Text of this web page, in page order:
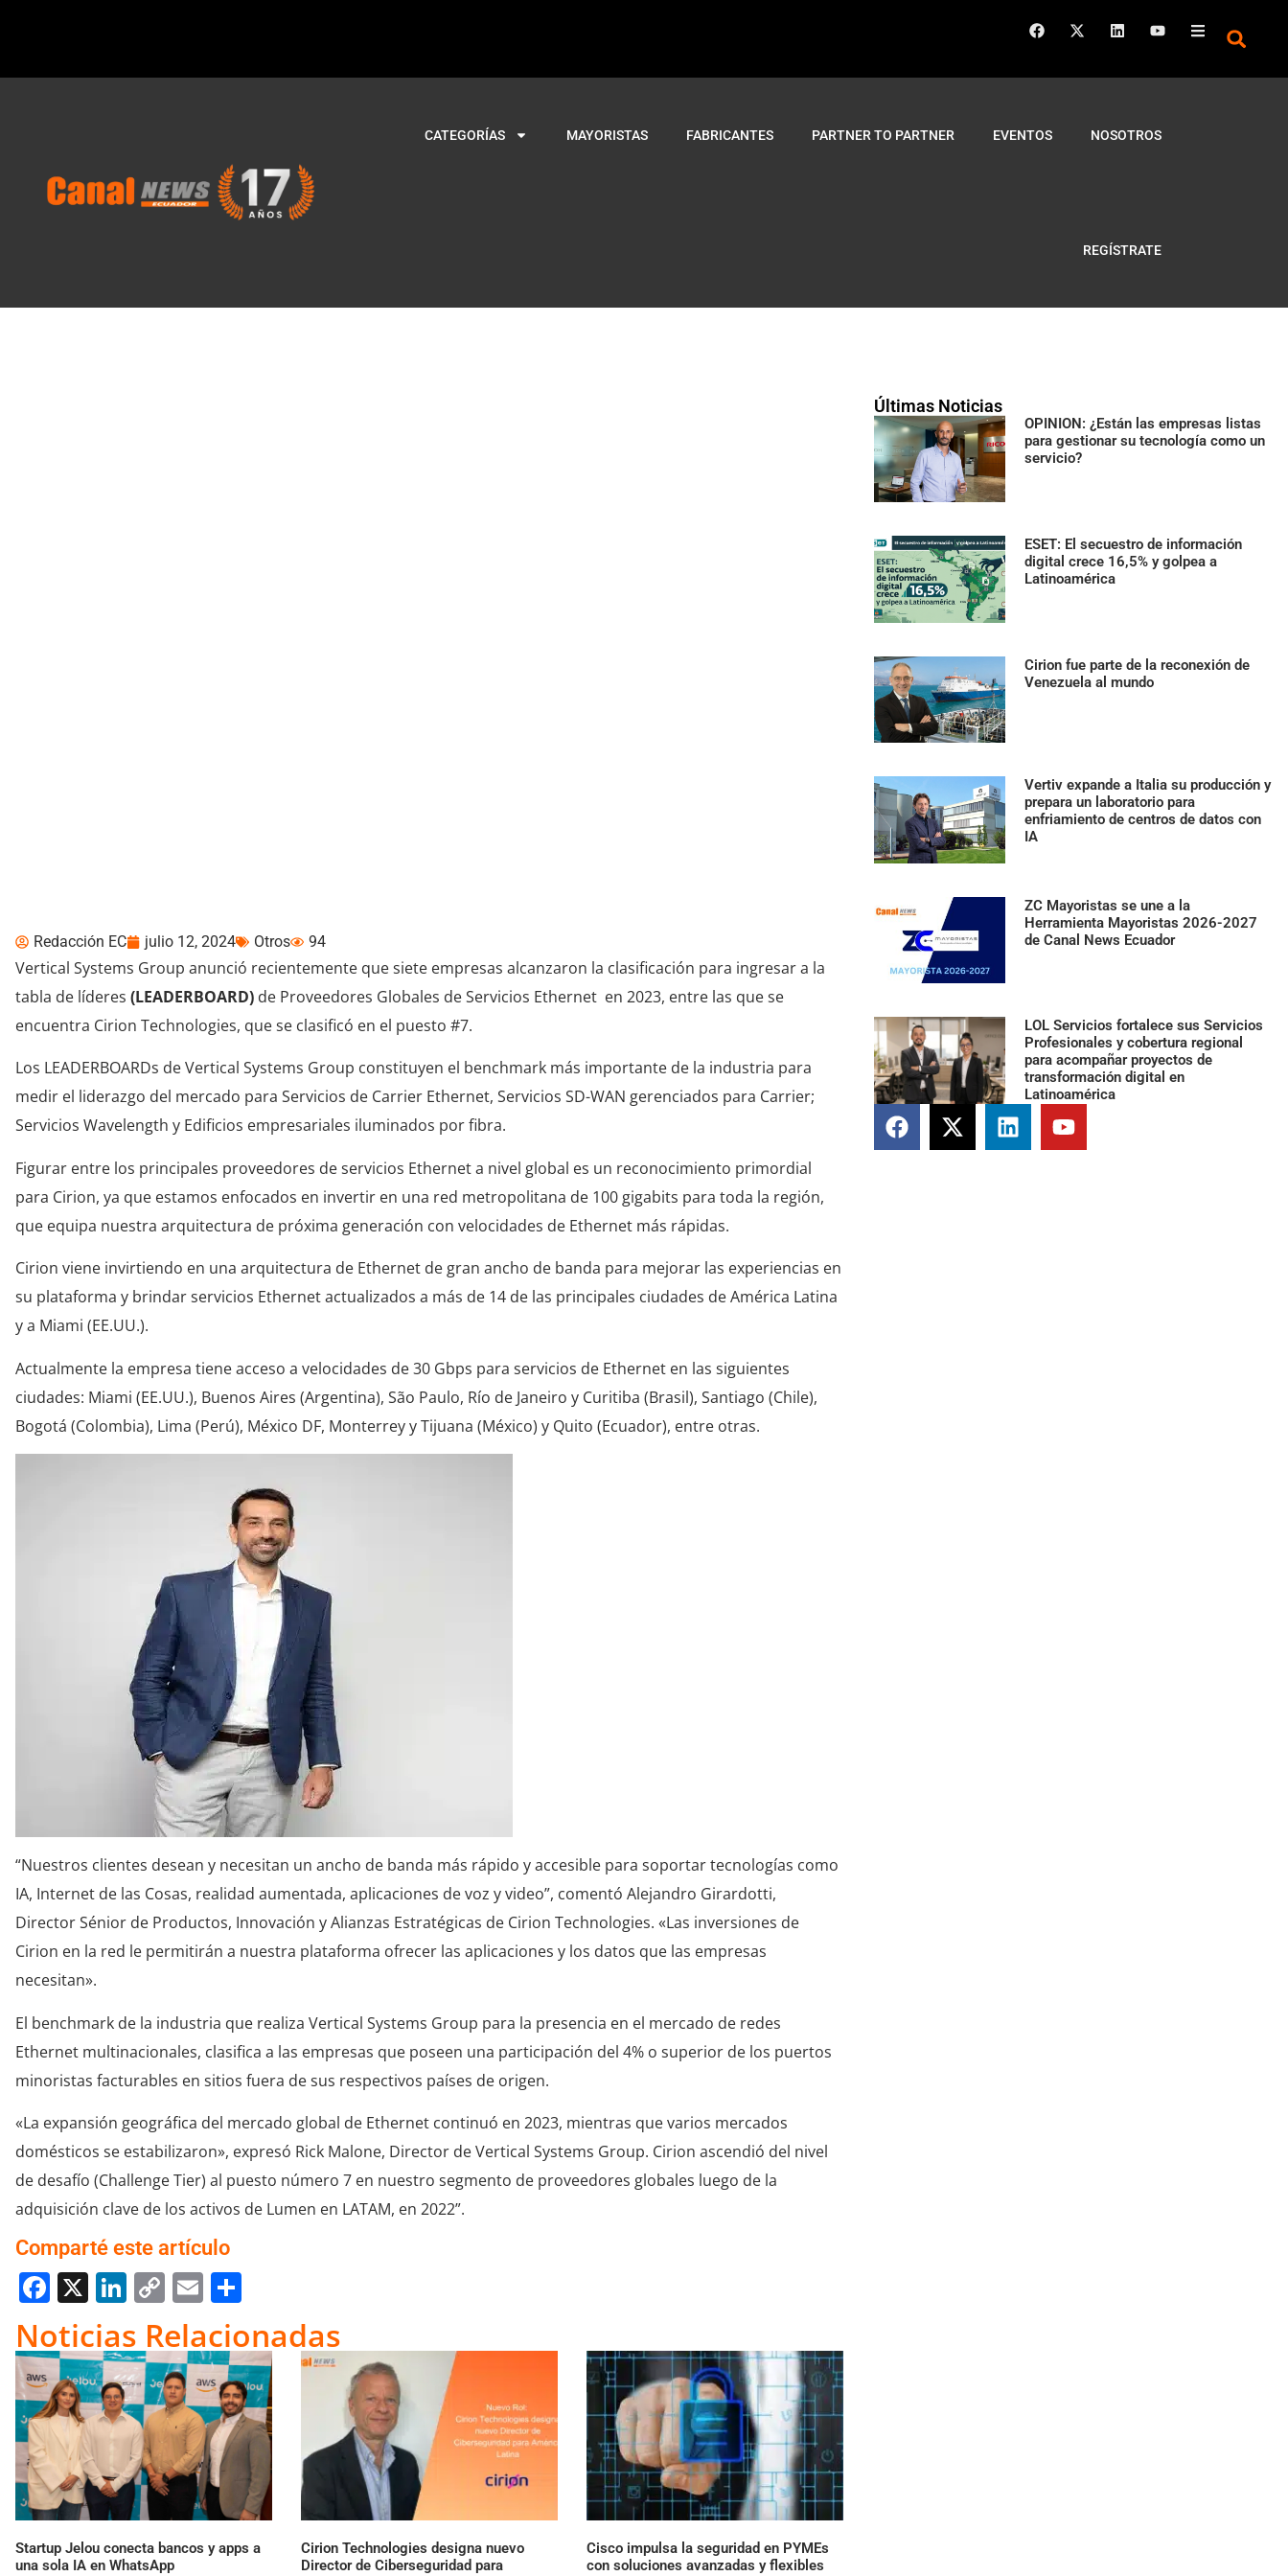
CATEGORÍAS MAYORISTAS FABRICANTES PARTNER TO PARTNER EVENTOS NOSOTROS
REGÍSTRATE
Últimas Noticias
OPINION: ¿Están las empresas listas
para gestionar su tecnología como un
servicio?
ESET: El secuestro de información
digital crece 16,5% y golpea a
Latinoamérica
Cirion fue parte de la reconexión de
Venezuela al mundo
Vertiv expande a Italia su producción y
prepara un laboratorio para
enfriamiento de centros de datos con
IA
ZC Mayoristas se une a la
Herramienta Mayoristas 2026-2027
de Canal News Ecuador
LOL Servicios fortalece sus Servicios
Profesionales y cobertura regional
para acompañar proyectos de
transformación digital en
Latinoamérica
Redacción EC julio 12, 2024 Otros 94
Vertical Systems Group anunció recientemente que siete empresas alcanzaron la clasificación para ingresar a la
tabla de líderes(LEADERBOARD) de Proveedores Globales de Servicios Ethernet en 2023, entre las que se
encuentra Cirion Technologies, que se clasificó en el puesto #7.
Los LEADERBOARDs de Vertical Systems Group constituyen el benchmark más importante de la industria para
medir el liderazgo del mercado para Servicios de Carrier Ethernet, Servicios SD-WAN gerenciados para Carrier;
Servicios Wavelength y Edificios empresariales iluminados por fibra.
Figurar entre los principales proveedores de servicios Ethernet a nivel global es un reconocimiento primordial
para Cirion, ya que estamos enfocados en invertir en una red metropolitana de 100 gigabits para toda la región,
que equipa nuestra arquitectura de próxima generación con velocidades de Ethernet más rápidas.
Cirion viene invirtiendo en una arquitectura de Ethernet de gran ancho de banda para mejorar las experiencias en
su plataforma y brindar servicios Ethernet actualizados a más de 14 de las principales ciudades de América Latina
y a Miami (EE.UU.).
Actualmente la empresa tiene acceso a velocidades de 30 Gbps para servicios de Ethernet en las siguientes
ciudades: Miami (EE.UU.), Buenos Aires (Argentina), São Paulo, Río de Janeiro y Curitiba (Brasil), Santiago (Chile),
Bogotá (Colombia), Lima (Perú), México DF, Monterrey y Tijuana (México) y Quito (Ecuador), entre otras.
“Nuestros clientes desean y necesitan un ancho de banda más rápido y accesible para soportar tecnologías como
IA, Internet de las Cosas, realidad aumentada, aplicaciones de voz y video”, comentó Alejandro Girardotti,
Director Sénior de Productos, Innovación y Alianzas Estratégicas de Cirion Technologies. «Las inversiones de
Cirion en la red le permitirán a nuestra plataforma ofrecer las aplicaciones y los datos que las empresas
necesitan».
El benchmark de la industria que realiza Vertical Systems Group para la presencia en el mercado de redes
Ethernet multinacionales, clasifica a las empresas que poseen una participación del 4% o superior de los puertos
minoristas facturables en sitios fuera de sus respectivos países de origen.
«La expansión geográfica del mercado global de Ethernet continuó en 2023, mientras que varios mercados
domésticos se estabilizaron», expresó Rick Malone, Director de Vertical Systems Group. Cirion ascendió del nivel
de desafío (Challenge Tier) al puesto número 7 en nuestro segmento de proveedores globales luego de la
adquisición clave de los activos de Lumen en LATAM, en 2022”.
Comparté este artículo
Facebook
X LinkedIn
Copy
Link
Email
Noticias Relacionadas
Startup Jelou conecta bancos y apps a
una sola IA en WhatsApp
Cirion Technologies designa nuevo
Director de Ciberseguridad para
Cisco impulsa la seguridad en PYMEs
con soluciones avanzadas y flexibles